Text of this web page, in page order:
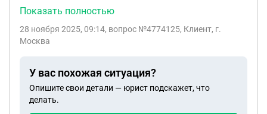
расположенными на нем домом и постройками.
всех построек. Также в решении суда написано о
мной и брата. Участок получили по наследству в
равных долях. Дом и постройки как написано в
решении суда сделаны в период жизни матери. В
Показать полностью
28 ноября 2025, 09:14, вопрос №4774125, Клиент, г.
Москва
У вас похожая ситуация?
Опишите свои детали — юрист подскажет, что
делать.